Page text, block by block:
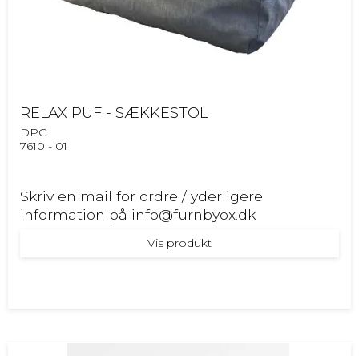
RELAX PUF - SÆKKESTOL
DPC
7610 - 01
Skriv en mail for ordre / yderligere
information på info@furnbyox.dk
Vis produkt